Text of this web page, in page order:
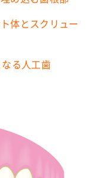
体とスクリュー
る人工歯